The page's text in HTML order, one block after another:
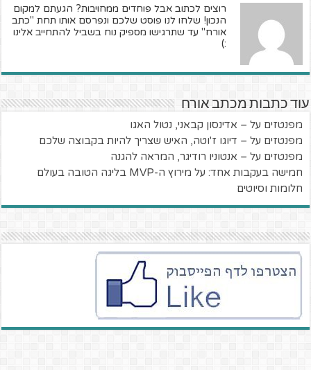
רוצים לכתוב אבל פוחדים ממחויבות? הגעתם למקום
הנכון! שלחו לנו פוסט שלכם ונפרסם אותו תחת "כתב
אורח" עד שתרגישו מספיק נוח בשביל להתחייב אלינו
:)
עוד כתבות מכתב אורח
מפנטזים על – אדינסון קבאני, נטול האגו
מפנטזים על – דיוגו ז'וטה, האיש שצריך להיות בקבוצה שלכם
מפנטזים על – אנטוניו רודיגר, המראה להגנה
חמישה בעקבות אחד: על מירוץ ה-MVP בליגה הטובה בעולם
חלומות וסיוטים